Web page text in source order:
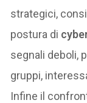
strategici,
postura di
segnali deboli,
gruppi,
Infine il